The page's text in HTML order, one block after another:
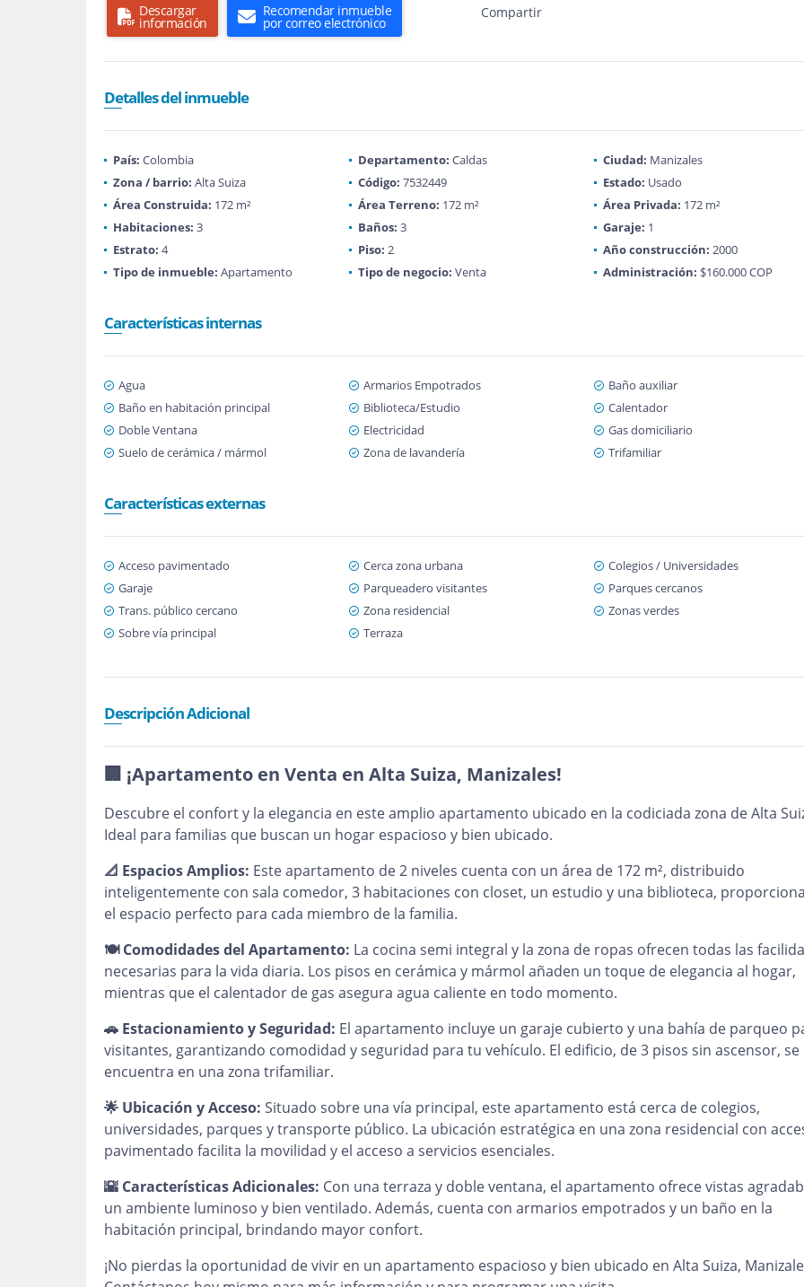
Descargar
información
Recomendar inmueble
por correo electrónico
Compartir
Detalles del inmueble
País: Colombia Departamento: Caldas Ciudad: Manizales
Zona / barrio: Alta Suiza Código: 7532449 Estado: Usado
Área Construida: 172 m² Área Terreno: 172 m² Área Privada: 172 m²
Habitaciones: 3 Baños: 3 Garaje: 1
Estrato: 4 Piso: 2 Año construcción: 2000
Tipo de inmueble: Apartamento Tipo de negocio: Venta Administración: $160.000 COP
Características internas
Agua Armarios Empotrados
Baño auxiliar
Baño en habitación principal
Biblioteca/Estudio
Calentador
Doble Ventana
Electricidad
Gas domiciliario
Suelo de cerámica / mármol
Zona de lavandería Trifamiliar
Características externas
Acceso pavimentado Cerca zona urbana
Colegios / Universidades
Garaje
Parqueadero visitantes
Parques cercanos
Trans. público cercano
Zona residencial
Zonas verdes
Sobre vía principal
Terraza
Descripción Adicional
🏢 ¡Apartamento en Venta en Alta Suiza, Manizales!
Descubre el confort y la elegancia en este amplio apartamento ubicado en la codiciada zona de Alta
Ideal para familias que buscan un hogar espacioso y bien ubicado.
📐 Espacios Amplios: Este apartamento de 2 niveles cuenta con un área de 172 m², distribuido
inteligentemente con sala comedor, 3 habitaciones con closet, un estudio y una biblioteca,
el espacio perfecto para cada miembro de la familia.
🍽️ Comodidades del Apartamento: La cocina semi integral y la zona de ropas ofrecen todas las
necesarias para la vida diaria. Los pisos en cerámica y mármol añaden un toque de elegancia al hogar,
mientras que el calentador de gas asegura agua caliente en todo momento.
🚗 Estacionamiento y Seguridad: El apartamento incluye un garaje cubierto y una bahía de parqueo
visitantes, garantizando comodidad y seguridad para tu vehículo. El edificio, de 3 pisos sin ascensor, se
encuentra en una zona trifamiliar.
🌟 Ubicación y Acceso: Situado sobre una vía principal, este apartamento está cerca de colegios,
universidades, parques y transporte público. La ubicación estratégica en una zona residencial con
pavimentado facilita la movilidad y el acceso a servicios esenciales.
🌇 Características Adicionales: Con una terraza y doble ventana, el apartamento ofrece vistas
un ambiente luminoso y bien ventilado. Además, cuenta con armarios empotrados y un baño en la
habitación principal, brindando mayor confort.
¡No pierdas la oportunidad de vivir en un apartamento espacioso y bien ubicado en Alta Suiza,